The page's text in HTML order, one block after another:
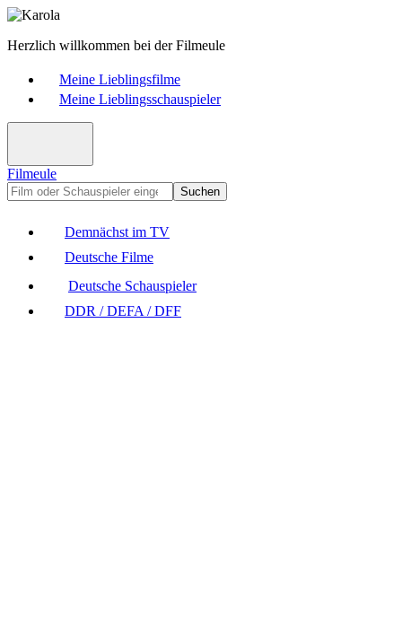
Herzlich willkommen bei der Filmeule
Meine Lieblingsfilme
Meine Lieblingsschauspieler
Filmeule
Suchen
Demnächst im TV
Deutsche Filme
Deutsche Schauspieler
DDR / DEFA / DFF